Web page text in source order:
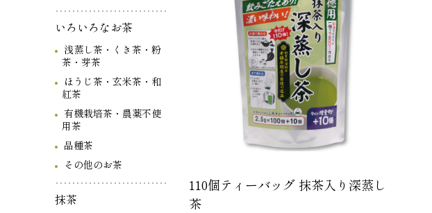
110個ティーバッグ 抹茶入り深蒸し
茶
いろいろなお茶
浅蒸し茶・くき茶・粉
茶・芽茶
ほうじ茶・玄米茶・和
紅茶
有機栽培茶・農薬不使
用茶
品種茶
その他のお茶
抹茶